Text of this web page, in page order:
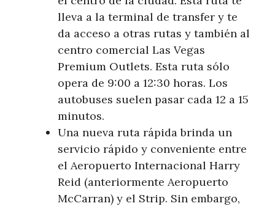
lleva a la terminal de transfer y te
da acceso a otras rutas y también al
centro comercial Las Vegas
Premium Outlets. Esta ruta sólo
opera de 9:00 a 12:30 horas. Los
autobuses suelen pasar cada 12 a 15
minutos.
Una nueva ruta rápida brinda un
servicio rápido y conveniente entre
el Aeropuerto Internacional Harry
Reid (anteriormente Aeropuerto
McCarran) y el Strip. Sin embargo,